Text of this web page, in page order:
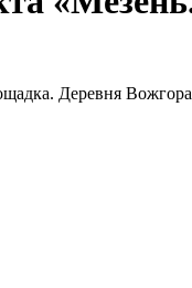
Деревня